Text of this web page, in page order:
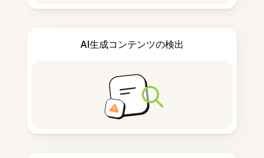
AI生成コンテンツの検出